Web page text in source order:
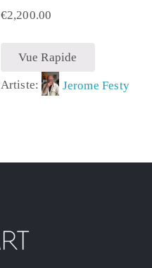
€2,200.00
Vue Rapide
Artiste: Jerome Festy